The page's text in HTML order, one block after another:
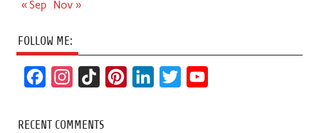
« Sep
Nov »
FOLLOW ME:
c
s
k
RECENT COMMENTS